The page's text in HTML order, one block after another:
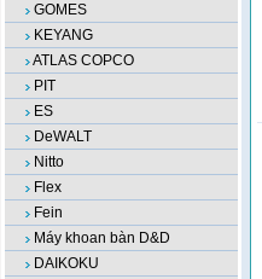
GOMES
KEYANG
ATLAS COPCO
PIT
ES
DeWALT
Nitto
Flex
Fein
Máy khoan bàn D&D
DAIKOKU